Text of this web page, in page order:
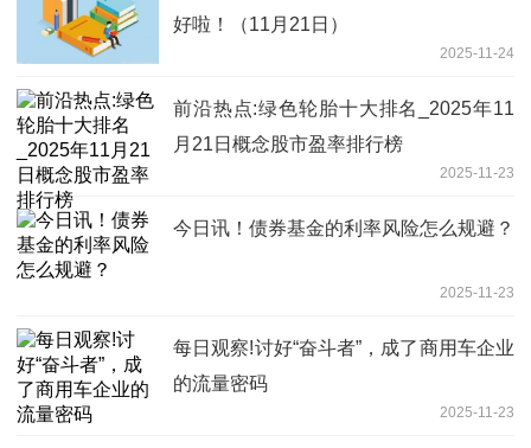
好啦！（11月21日）
2025-11-24
前沿热点:绿色轮胎十大排名_2025年11
月21日概念股市盈率排行榜
2025-11-23
今日讯！债券基金的利率风险怎么规避？
2025-11-23
每日观察!讨好“奋斗者”，成了商用车企业
的流量密码
2025-11-23